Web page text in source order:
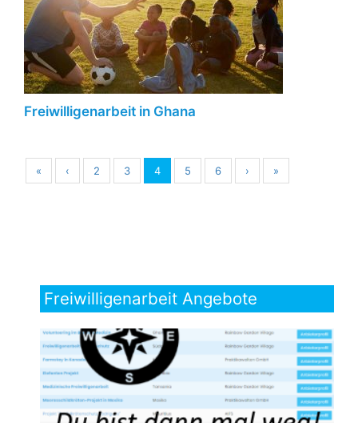
Freiwilligenarbeit in Ghana
« ‹ 2 3 4 5 6 › »
Freiwilligenarbeit Angebote